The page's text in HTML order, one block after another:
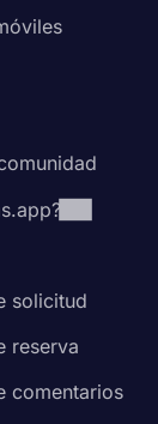
solicitud
reserva
comentarios